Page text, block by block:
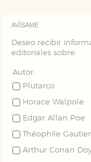
AVÍSAME
Deseo recibir
editoriales sobre:
Autor:
Plutarco
Horace Walpole
Edgar Allan Poe
Théophile Gautier
Arthur Conan